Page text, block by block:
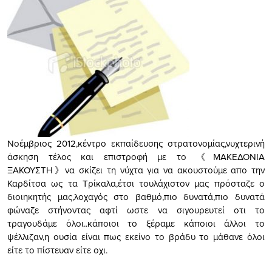
Νοέμβριος 2012,κέντρο εκπαίδευσης στρατονομίας,νυχτερινή
άσκηση τέλος και επιστροφή με το 《ΜΑΚΕΔΟΝΙΑ
ΞΑΚΟΥΣΤΗ》να σκίζει τη νύχτα για να ακουστούμε απο την
Καρδίτσα ως τα Τρίκαλα,έτσι τουλάχιστον μας πρόσταζε ο
διοιηκητής μας,λοχαγός στο βαθμό,πιο δυνατά,πιο δυνατά
φώναζε στήνοντας αφτί ωστε να σιγουρευτεί οτι το
τραγουδάμε όλοι..κάποιοι το ξέραμε κάποιοι άλλοι το
ψέλλιζαν,η ουσία είναι πως εκείνο το βράδυ το μάθανε όλοι
είτε το πίστευαν είτε οχι.